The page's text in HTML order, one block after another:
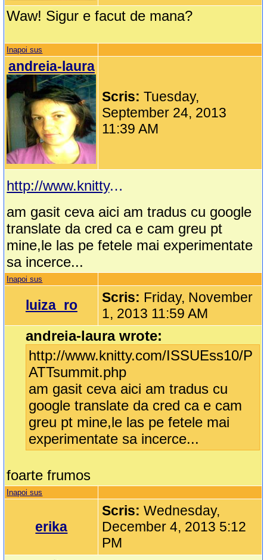
Waw! Sigur e facut de mana?
Inapoi sus
andreia-laura
Scris:Tuesday,
September 24, 2013
11:39 AM
http://www.knitty.com/ISSUEss10/PATTsummit.php
am gasit ceva aici am tradus cu google
translate da cred ca e cam greu pt
mine,le las pe fetele mai experimentate
sa incerce...
Inapoi sus
luiza_ro Scris: Friday, November
1, 2013 11:59 AM
andreia-laura wrote:
http://www.knitty.com/ISSUEss10/P
ATTsummit.php
am gasit ceva aici am tradus cu
google translate da cred ca e cam
greu pt mine,le las pe fetele mai
experimentate sa incerce...
foarte frumos
Inapoi sus
erika
Scris:Wednesday,
December 4, 2013 5:12
PM